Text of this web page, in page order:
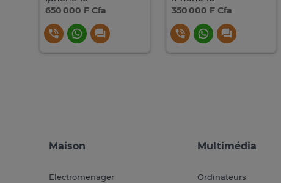
650 000 F Cfa
350 000 F Cfa
Maison
Electromenager
Multimédia
Ordinateurs